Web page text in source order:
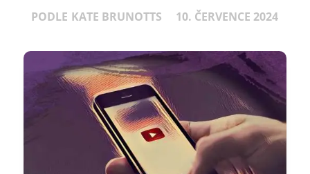
PODLE KATE BRUNOTTS 10. ČERVENCE 2024